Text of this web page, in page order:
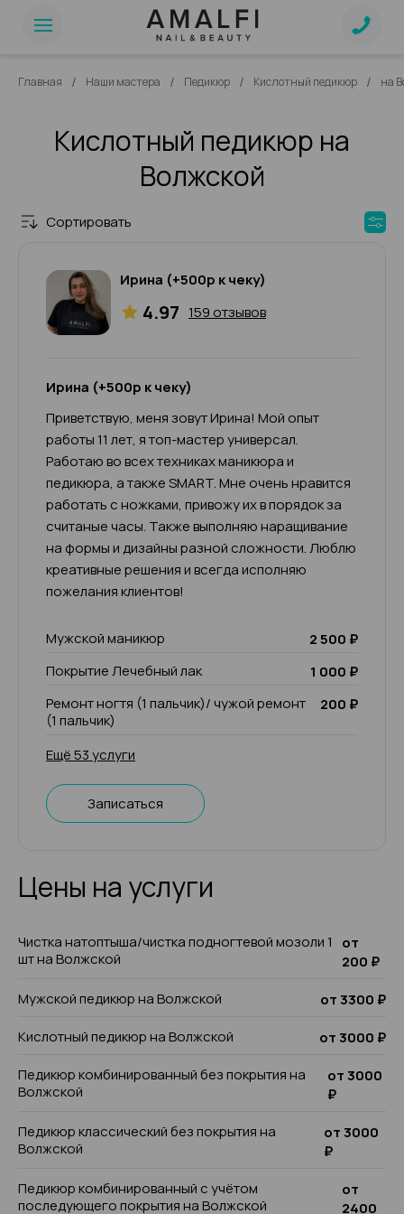
Главная / Наши мастера / Педикюр / Кислотный педикюр / на
Кислотный педикюр на
Волжской
Сортировать
Ирина (+500р к чеку)
4.97 159 отзывов
Ирина (+500р к чеку)
Приветствую, меня зовут Ирина! Мой опыт
работы 11 лет, я топ-мастер универсал.
Работаю во всех техниках маникюра и
педикюра, а также SMART. Мне очень нравится
работать с ножками, привожу их в порядок за
считаные часы. Также выполняю наращивание
на формы и дизайны разной сложности. Люблю
креативные решения и всегда исполняю
пожелания клиентов!
Мужской маникюр
2 500 ₽
Покрытие Лечебный лак
1 000 ₽
Ремонт ногтя (1 пальчик)/ чужой ремонт
(1 пальчик)
200 ₽
Ещё 53 услуги
Записаться
Цены на услуги
Чистка натоптыша/чистка подногтевой мозоли 1
шт на Волжской
от
200 ₽
Мужской педикюр на Волжской
от 3300 ₽
Кислотный педикюр на Волжской
от 3000 ₽
Педикюр комбинированный без покрытия на
Волжской
от 3000
₽
Педикюр классический без покрытия на
Волжской
от 3000
₽
Педикюр комбинированный с учётом
последующего покрытия на Волжской
от
2400